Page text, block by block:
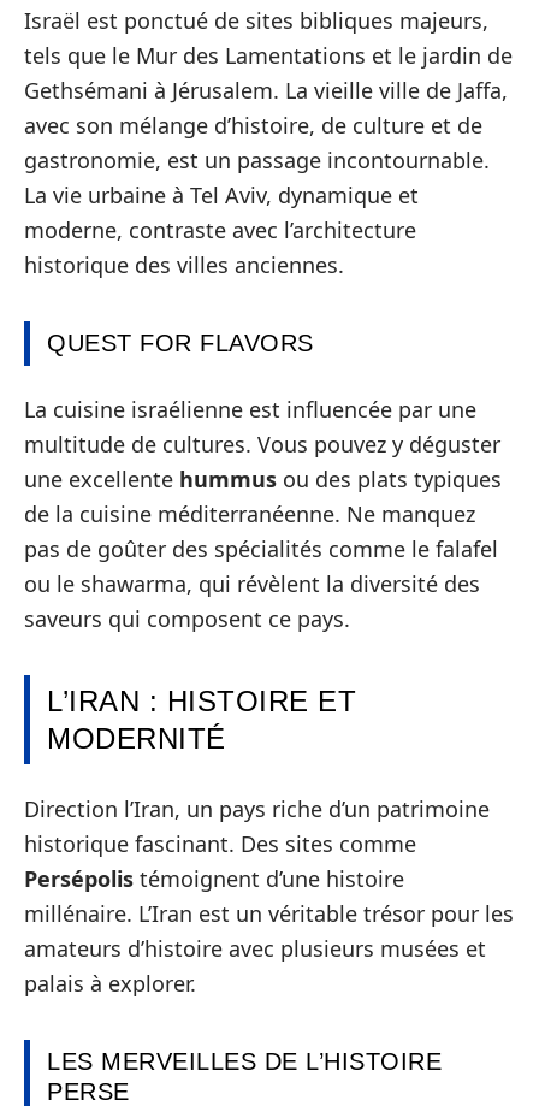
Israël est ponctué de sites bibliques majeurs,
tels que le Mur des Lamentations et le jardin de
Gethsémani à Jérusalem. La vieille ville de Jaffa,
avec son mélange d’histoire, de culture et de
gastronomie, est un passage incontournable.
La vie urbaine à Tel Aviv, dynamique et
moderne, contraste avec l’architecture
historique des villes anciennes.
QUEST FOR FLAVORS
La cuisine israélienne est influencée par une
multitude de cultures. Vous pouvez y déguster
une excellente hummus ou des plats typiques
de la cuisine méditerranéenne. Ne manquez
pas de goûter des spécialités comme le falafel
ou le shawarma, qui révèlent la diversité des
saveurs qui composent ce pays.
L’IRAN : HISTOIRE ET
MODERNITÉ
Direction l’Iran, un pays riche d’un patrimoine
historique fascinant. Des sites comme
Persépolis témoignent d’une histoire
millénaire. L’Iran est un véritable trésor pour les
amateurs d’histoire avec plusieurs musées et
palais à explorer.
LES MERVEILLES DE L’HISTOIRE
PERSE